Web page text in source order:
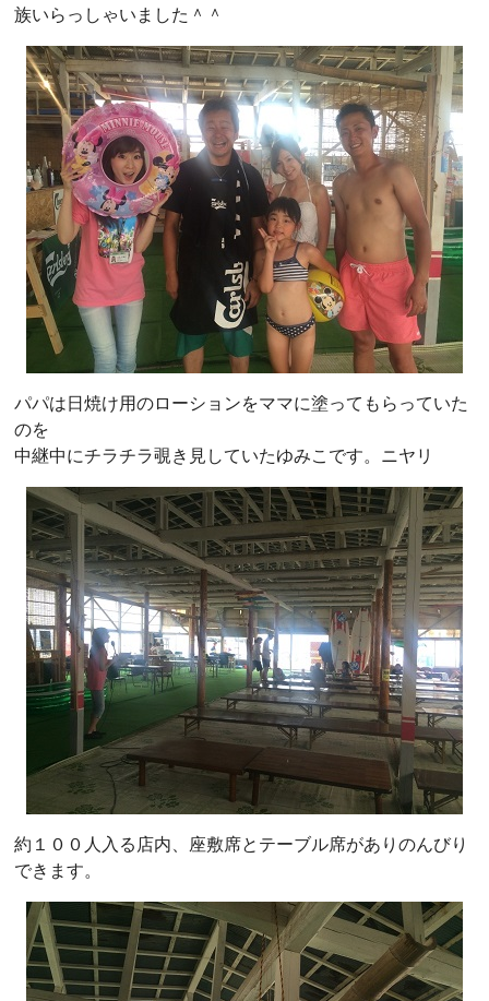
族いらっしゃいました＾＾
パパは日焼け用のローションをママに塗ってもらっていた
のを
中継中にチラチラ覗き見していたゆみこです。ニヤリ
約１００人入る店内、座敷席とテーブル席がありのんびり
できます。